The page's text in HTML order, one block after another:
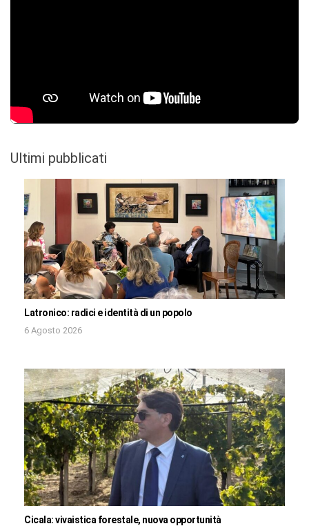
Ultimi pubblicati
Latronico: radici e identità di un popolo
6 Agosto 2026
Cicala: vivaistica forestale, nuova opportunità